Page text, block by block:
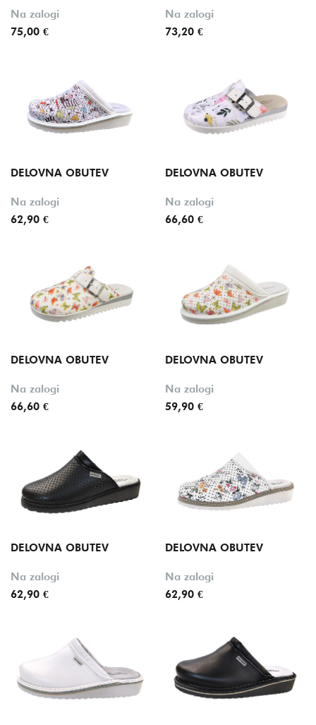
Na zalogi
75,00 €
Na zalogi
73,20 €
DELOVNA OBUTEV
Na zalogi
62,90 €
DELOVNA OBUTEV
Na zalogi
66,60 €
DELOVNA OBUTEV
Na zalogi
66,60 €
DELOVNA OBUTEV
Na zalogi
59,90 €
DELOVNA OBUTEV
Na zalogi
62,90 €
DELOVNA OBUTEV
Na zalogi
62,90 €